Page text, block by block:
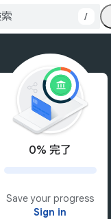
/
0% 完了
Save your progress
Sign in